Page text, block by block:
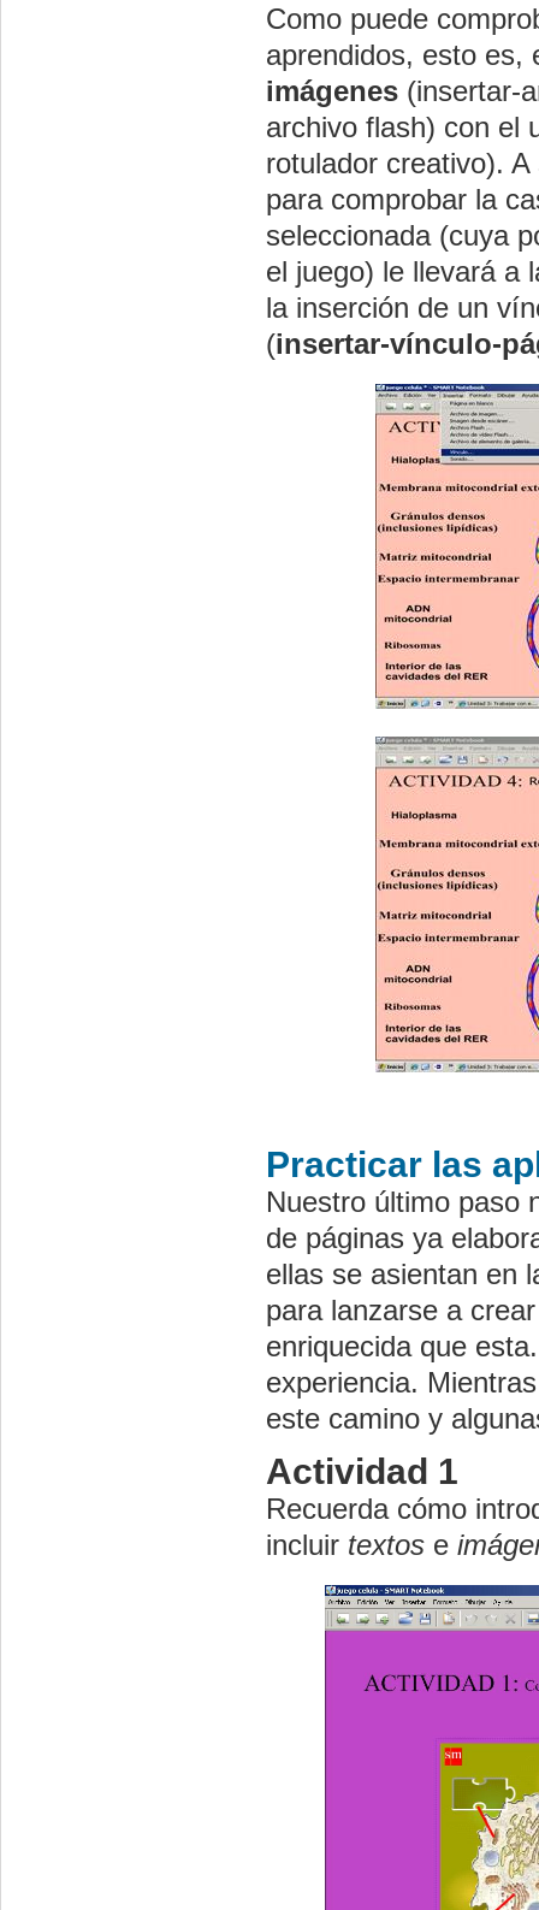
Como puede
aprendidos, esto es,
imágenes (insertar-
archivo flash) con el
rotulador creativo).
para comprobar la
seleccionada (cuya
el juego) le llevará a
la inserción de un
(insertar-vínculo-
Practicar las
Nuestro último paso
de páginas ya
ellas se asientan en
para lanzarse a
enriquecida que
experiencia.
este camino y
Actividad 1
Recuerda cómo
incluir textos e